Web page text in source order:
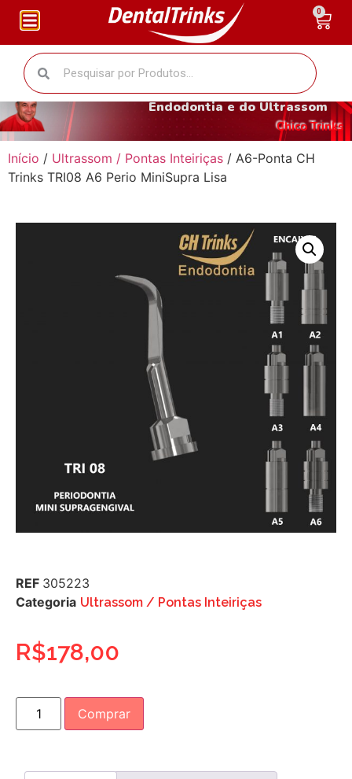
O fantástico mundo da
Endodontia e do Ultrassom
Chico Trinks
Início / Ultrassom / Pontas Inteiriças / A6-Ponta CH
Trinks TRI08 A6 Perio MiniSupra Lisa
REF 305223
Categoria Ultrassom / Pontas Inteiriças
R$178,00
Comprar
0